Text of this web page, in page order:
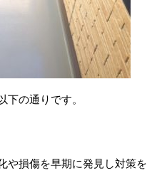
下の通りです。
や損傷を早期に発見し対策を